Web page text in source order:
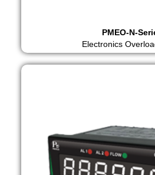
PMEO-N-
Electronics